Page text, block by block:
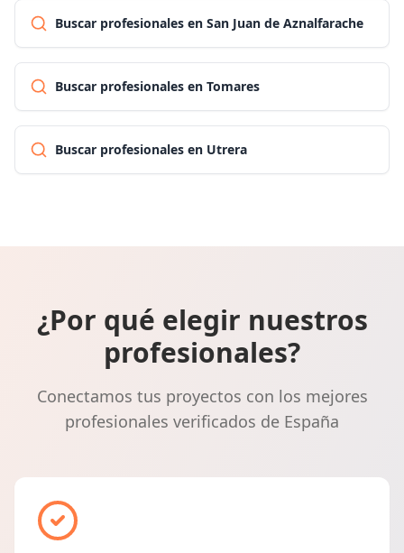
Buscar profesionales en San Juan de Aznalfarache
Buscar profesionales en Tomares
Buscar profesionales en Utrera
¿Por qué elegir nuestros
profesionales?
Conectamos tus proyectos con los mejores
profesionales verificados de España